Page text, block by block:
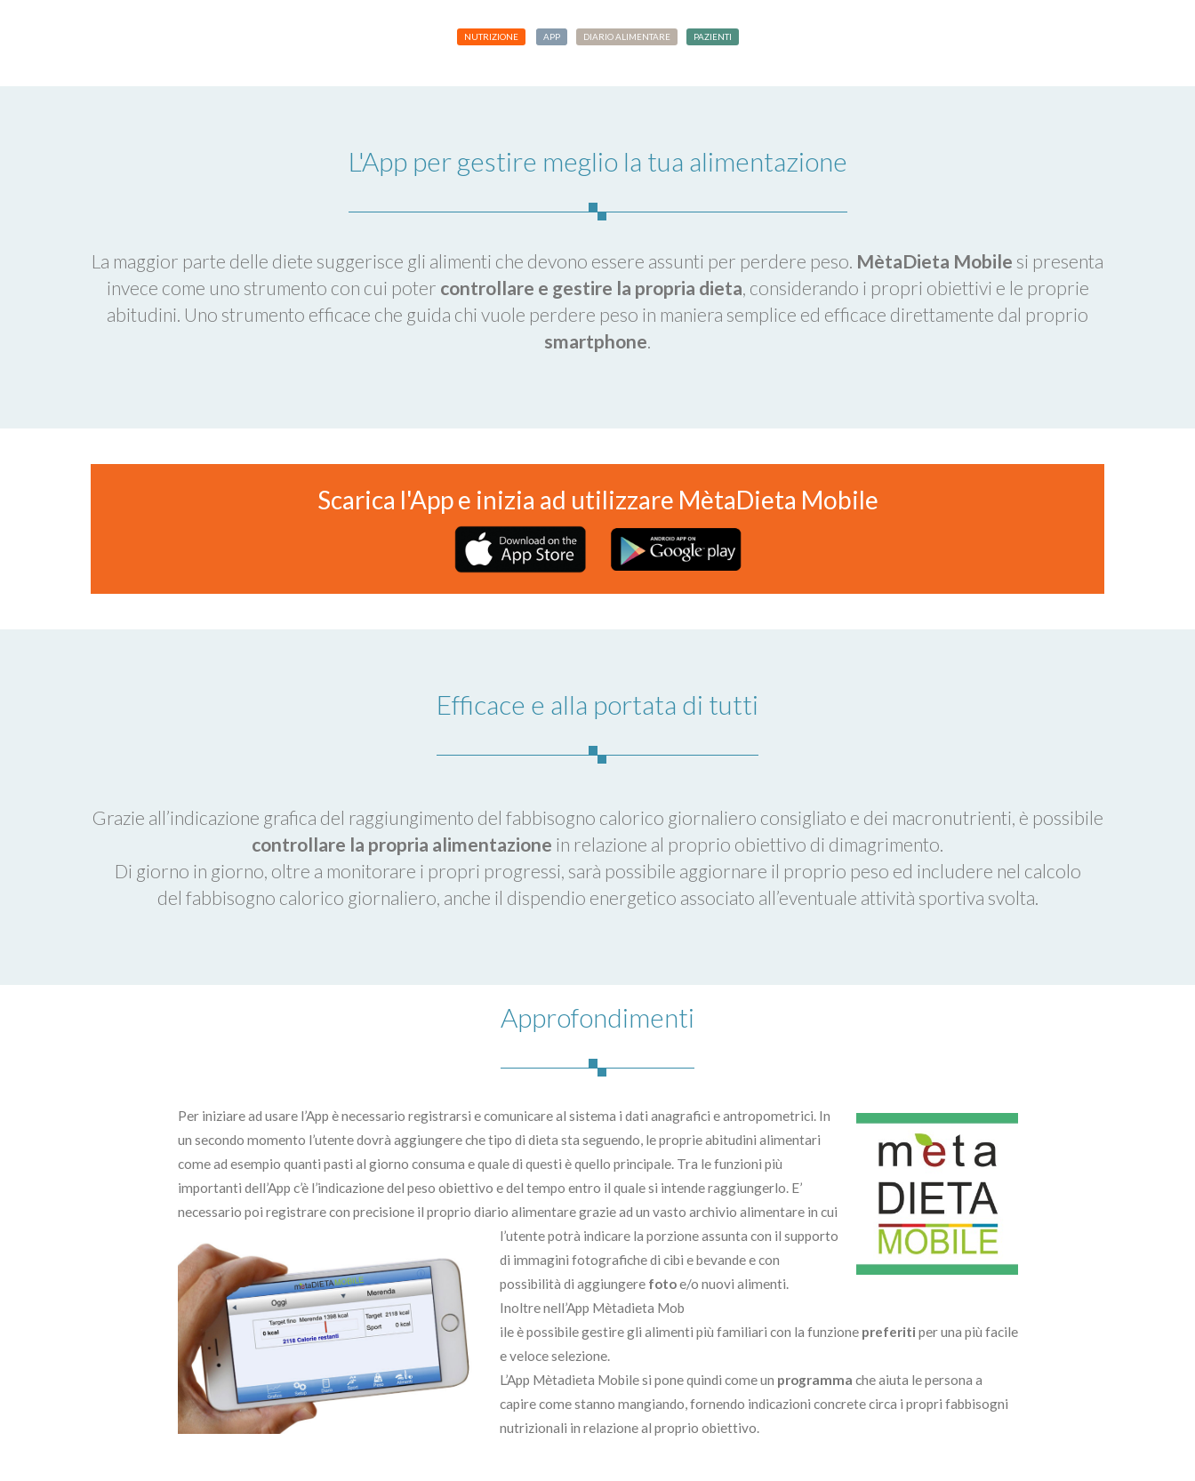
NUTRIZIONE APP DIARIO ALIMENTARE PAZIENTI
L'App per gestire meglio la tua alimentazione
La maggior parte delle diete suggerisce gli alimenti che devono essere assunti per perdere peso. MètaDieta Mobile si presenta
invece come uno strumento con cui poter controllare e gestire la propria dieta, considerando i propri obiettivi e le proprie
abitudini. Uno strumento efficace che guida chi vuole perdere peso in maniera semplice ed efficace direttamente dal proprio
smartphone.
Scarica l'App e inizia ad utilizzare MètaDieta Mobile
Efficace e alla portata di tutti
Grazie all’indicazione grafica del raggiungimento del fabbisogno calorico giornaliero consigliato e dei macronutrienti, è possibile
controllare la propria alimentazione in relazione al proprio obiettivo di dimagrimento.
Di giorno in giorno, oltre a monitorare i propri progressi, sarà possibile aggiornare il proprio peso ed includere nel calcolo
del fabbisogno calorico giornaliero, anche il dispendio energetico associato all’eventuale attività sportiva svolta.
Approfondimenti
Per iniziare ad usare l’App è necessario registrarsi e comunicare al sistema i dati anagrafici e antropometrici. In
un secondo momento l’utente dovrà aggiungere che tipo di dieta sta seguendo, le proprie abitudini alimentari
come ad esempio quanti pasti al giorno consuma e quale di questi è quello principale. Tra le funzioni più
importanti dell’App c’è l’indicazione del peso obiettivo e del tempo entro il quale si intende raggiungerlo. E’
necessario poi registrare con precisione il proprio diario alimentaregrazie ad un vasto archivio alimentare in cui
l’utente potrà indicare la porzione assunta con il supporto
di immagini fotografiche di cibi e bevande e con
possibilità di aggiungere fotoe/o nuovi alimenti.
Inoltre nell’App Mètadieta Mob
ile è possibile gestire gli alimenti più familiari con la funzione preferiti per una più facile
e veloce selezione.
L’App Mètadieta Mobile si pone quindi come un programma che aiuta le persona a
capire come stanno mangiando, fornendo indicazioni concrete circa i propri fabbisogni
nutrizionali in relazione al proprio obiettivo.